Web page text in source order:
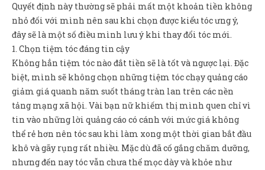
Giúp đỡ
Liên hệ
Quyết định này thường sẽ phải mất một khoản tiền không
nhỏ đối với mình nên sau khi chọn được kiểu tóc ưng ý,
đây sẽ là một số điều mình lưu ý khi thay đổi tóc mới.
1. Chọn tiệm tóc đáng tin cậy
Không hẳn tiệm tóc nào đắt tiền sẽ là tốt và ngược lại. Đặc
biệt, mình sẽ không chọn những tiệm tóc chạy quảng cáo
giảm giá quanh năm suốt tháng tràn lan trên các nền
tảng mạng xã hội. Vài bạn nữ khiếm thị mình quen chỉ vì
tin vào những lời quảng cáo có cánh với mức giá không
thể rẻ hơn nên tóc sau khi làm xong một thời gian bắt đầu
khô và gãy rụng rất nhiều. Mặc dù đã cố gắng chăm dưỡng,
nhưng đến nay tóc vẫn chưa thể mọc dày và khỏe như